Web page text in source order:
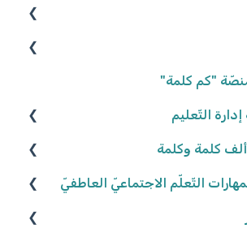
وتفقّدها
"كم كلمة"
التّعليم
كلمة وكلمة
في الخيال ٢٠٢٥/٢٠٢٦
التّعلّم الاجتماعيّ العاطفيّ